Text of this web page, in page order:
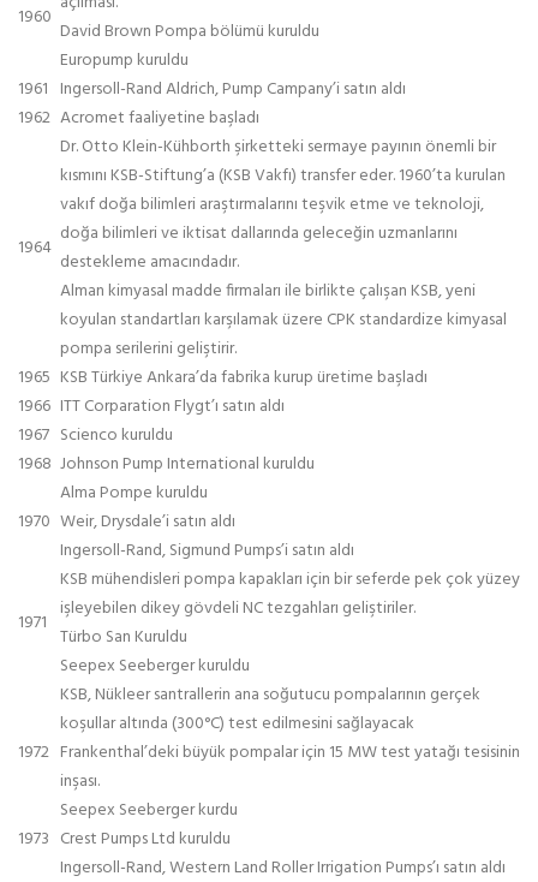
1960
David Brown Pompa bölümü kuruldu
Europump kuruldu
1961 Ingersoll-Rand Aldrich, Pump Campany’i satın aldı
1962 Acromet faaliyetine başladı
1964
Dr. Otto Klein-Kühborth şirketteki sermaye payının önemli bir
kısmını KSB-Stiftung’a (KSB Vakfı) transfer eder. 1960’ta kurulan
vakıf doğa bilimleri araştırmalarını teşvik etme ve teknoloji,
doğa bilimleri ve iktisat dallarında geleceğin uzmanlarını
destekleme amacındadır.
Alman kimyasal madde firmaları ile birlikte çalışan KSB, yeni
koyulan standartları karşılamak üzere CPK standardize kimyasal
pompa serilerini geliştirir.
1965 KSB Türkiye Ankara’da fabrika kurup üretime başladı
1966 ITT Corparation Flygt’ı satın aldı
1967 Scienco kuruldu
1968 Johnson Pump International kuruldu
1970
Alma Pompe kuruldu
Weir, Drysdale’i satın aldı
Ingersoll-Rand, Sigmund Pumps’i satın aldı
1971
KSB mühendisleri pompa kapakları için bir seferde pek çok yüzey
işleyebilen dikey gövdeli NC tezgahları geliştiriler.
Türbo San Kuruldu
Seepex Seeberger kuruldu
1972
KSB, Nükleer santrallerin ana soğutucu pompalarının gerçek
koşullar altında (300°C) test edilmesini sağlayacak
Frankenthal’deki büyük pompalar için 15 MW test yatağı tesisinin
inşası.
Seepex Seeberger kurdu
1973 Crest Pumps Ltd kuruldu
Ingersoll-Rand, Western Land Roller Irrigation Pumps’ı satın aldı